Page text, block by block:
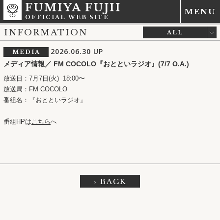
FUMIYA FUJII
OFFICIAL WEB SITE
MENU
INFORMATION
ALL
NEWS
MEDIA 2026.06.30 UP
メディア情報／ FM COCOLO『おとといラジオ』(7/7 O.A.)
放送日：7月7日(火) 18:00〜
放送局：FM COCOLO
番組名：『おとといラジオ』
番組HPはこちらへ
› BACK